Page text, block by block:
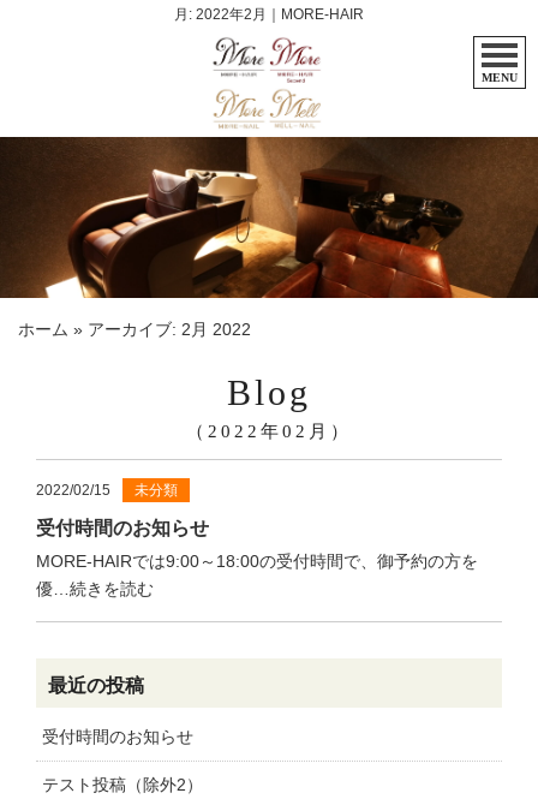
月: 2022年2月 ｜MORE-HAIR
MENU
ホーム » アーカイブ: 2月 2022
Blog
（2022年02月）
2022/02/15 未分類
受付時間のお知らせ
MORE-HAIRでは9:00～18:00の受付時間で、御予約の方を
優…続きを読む
最近の投稿
受付時間のお知らせ
テスト投稿（除外2）